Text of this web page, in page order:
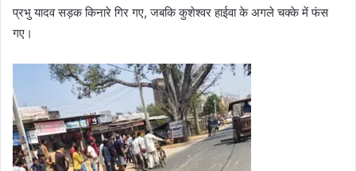
प्रभु यादव सड़क किनारे गिर गए, जबकि कुशेश्वर हाईवा के अगले चक्के में फंस
गए।